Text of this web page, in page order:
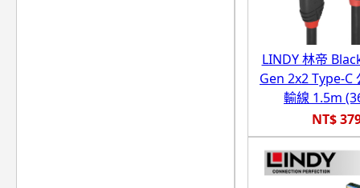
LINDY 林帝
Gen 2x2 Type-C
輸線 1.5m
NT$